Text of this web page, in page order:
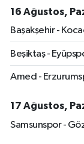
16 Ağustos,
Başakşehir -
Beşiktaş -
Amed -
17 Ağustos,
Samsunspor -